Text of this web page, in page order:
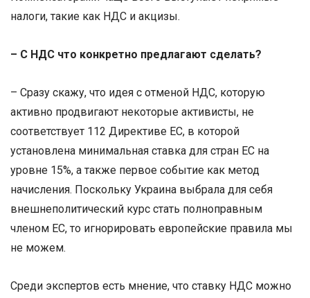
налоги, такие как НДС и акцизы.
– С НДС что конкретно предлагают сделать?
– Сразу скажу, что идея с отменой НДС, которую
активно продвигают некоторые активисты, не
соответствует 112 Директиве ЕС, в которой
установлена минимальная ставка для стран ЕС на
уровне 15%, а также первое событие как метод
начисления. Поскольку Украина выбрала для себя
внешнеполитический курс стать полноправным
членом ЕС, то игнорировать европейские правила мы
не можем.
Среди экспертов есть мнение, что ставку НДС можно